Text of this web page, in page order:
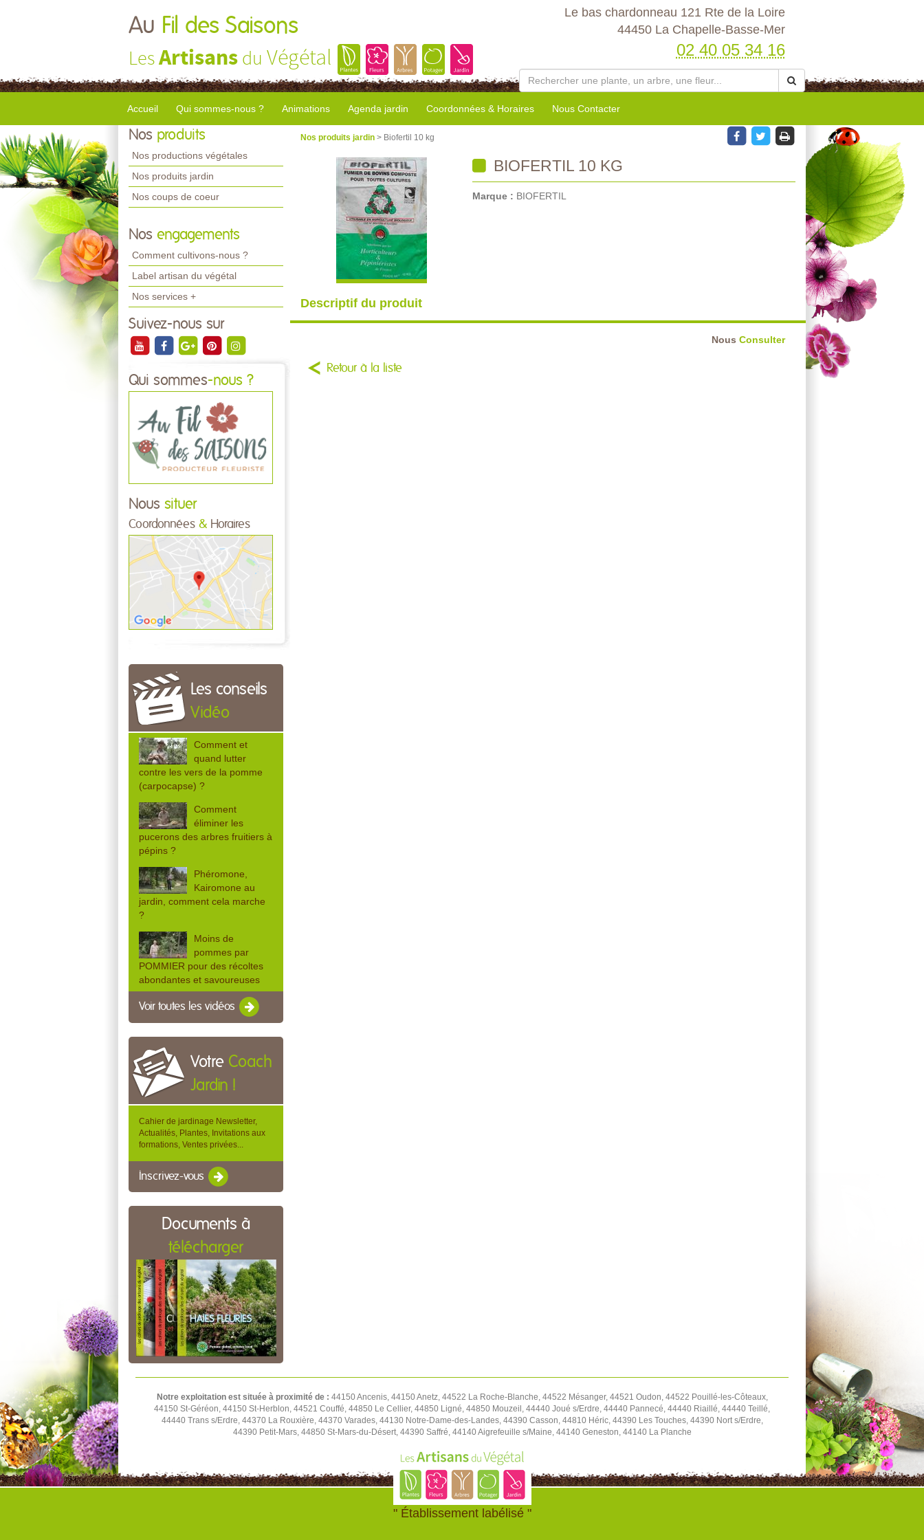
Au Fil des Saisons
LesArtisans du Végétal
Le bas chardonneau 121 Rte de la Loire
44450 La Chapelle-Basse-Mer
02 40 05 34 16
Accueil Qui sommes-nous ? Animations Agenda jardin Coordonnées & Horaires Nous Contacter
Nos produits
Nos productions végétales
Nos produits jardin
Nos coups de coeur
Nos engagements
Comment cultivons-nous ?
Label artisan du végétal
Nos services +
Suivez-nous sur
Qui sommes-nous ?
Nous situer
Coordonnées & Horaires
Les conseils
Vidéo
Comment et
quand lutter
contre les vers de la pomme
(carpocapse) ?
Comment
éliminer les
pucerons des arbres fruitiers à
pépins ?
Phéromone,
Kairomone au
jardin, comment cela marche
?
Moins de
pommes par
POMMIER pour des récoltes
abondantes et savoureuses
Voir toutes les vidéos
Votre Coach
Jardin !
Cahier de jardinage Newsletter,
Actualités, Plantes, Invitations aux
formations, Ventes privées...
Inscrivez-vous
Documents à
télécharger
Nos produits jardin > Biofertil 10 kg
BIOFERTIL 10 KG
Marque : BIOFERTIL
Descriptif du produit
Nous Consulter
Retour à la liste
Notre exploitation est située à proximité de : 44150 Ancenis, 44150 Anetz, 44522 La Roche-Blanche, 44522 Mésanger, 44521 Oudon, 44522 Pouillé-les-Côteaux,
44150 St-Géréon, 44150 St-Herblon, 44521 Couffé, 44850 Le Cellier, 44850 Ligné, 44850 Mouzeil, 44440 Joué s/Erdre, 44440 Pannecé, 44440 Riaillé, 44440 Teillé,
44440 Trans s/Erdre, 44370 La Rouxière, 44370 Varades, 44130 Notre-Dame-des-Landes, 44390 Casson, 44810 Héric, 44390 Les Touches, 44390 Nort s/Erdre,
44390 Petit-Mars, 44850 St-Mars-du-Désert, 44390 Saffré, 44140 Aigrefeuille s/Maine, 44140 Geneston, 44140 La Planche
" Établissement labélisé "